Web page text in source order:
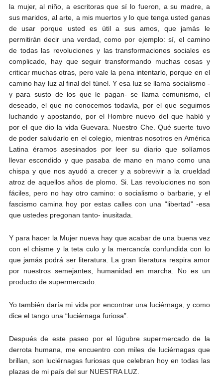
la mujer, al niño, a escritoras que sí lo fueron, a su madre, a
sus maridos, al arte, a mis muertos y lo que tenga usted ganas
de usar porque usted es útil a sus amos, que jamás le
permitirán decir una verdad, como por ejemplo: sí, el camino
de todas las revoluciones y las transformaciones sociales es
complicado, hay que seguir transformando muchas cosas y
criticar muchas otras, pero vale la pena intentarlo, porque en el
camino hay luz al final del túnel. Y esa luz se llama socialismo -
y para susto de los que le pagan- se llama comunismo, el
deseado, el que no conocemos todavía, por el que seguimos
luchando y apostando, por el Hombre nuevo del que habló y
por el que dio la vida Guevara. Nuestro Che. Qué suerte tuvo
de poder saludarlo en el colegio, mientras nosotros en América
Latina éramos asesinados por leer su diario que solíamos
llevar escondido y que pasaba de mano en mano como una
chispa y que nos ayudó a crecer y a sobrevivir a la crueldad
atroz de aquellos años de plomo. Si. Las revoluciones no son
fáciles, pero no hay otro camino: o socialismo o barbarie, y el
fascismo camina hoy por estas calles con una “libertad” -esa
que ustedes pregonan tanto- inusitada.
Y para hacer la Mujer nueva hay que acabar de una buena vez
con el chisme y la teta culo y la mercancía confundida con lo
que jamás podrá ser literatura. La gran literatura respira amor
por nuestros semejantes, humanidad en marcha. No es un
producto de supermercado.
Yo también daría mi vida por encontrar una luciérnaga, y como
dice el tango una “luciérnaga furiosa”.
Después de este paseo por el lúgubre supermercado de la
derrota humana, me encuentro con miles de luciérnagas que
brillan, son luciérnagas furiosas que celebran hoy en todas las
plazas de mi país del sur NUESTRA LUZ.